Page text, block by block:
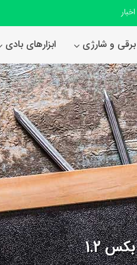
برقی و شارژی ابزارهای بادی
اخبار
1.2